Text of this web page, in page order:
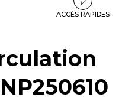
ACCÈS RAPIDES